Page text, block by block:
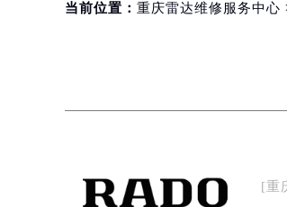
当前位置： 重庆雷达维修服务中心
[重